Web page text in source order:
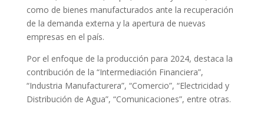
como de bienes manufacturados ante la recuperación
de la demanda externa y la apertura de nuevas
empresas en el país.
Por el enfoque de la producción para 2024, destaca la
contribución de la “Intermediación Financiera”,
“Industria Manufacturera”, “Comercio”, “Electricidad y
Distribución de Agua”, “Comunicaciones”, entre otras.